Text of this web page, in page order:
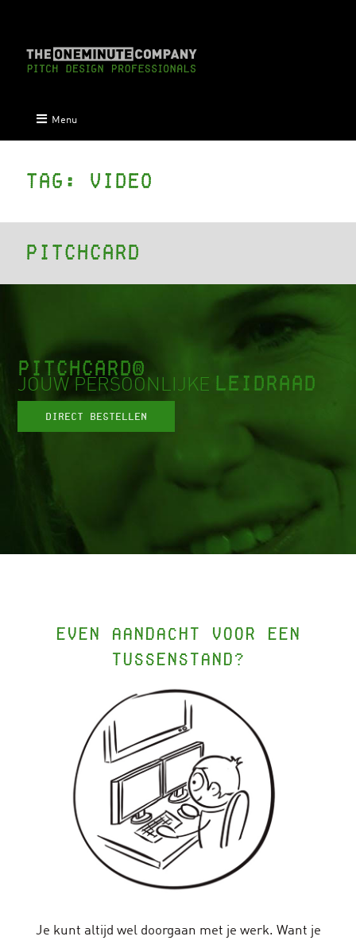
Menu
Tag: video
PitchCard
PITCHCARD®
JOUW PERSOONLIJKE LEIDRAAD
Direct bestellen
Even aandacht voor een
tussenstand?
Je kunt altijd wel doorgaan met je werk. Want je